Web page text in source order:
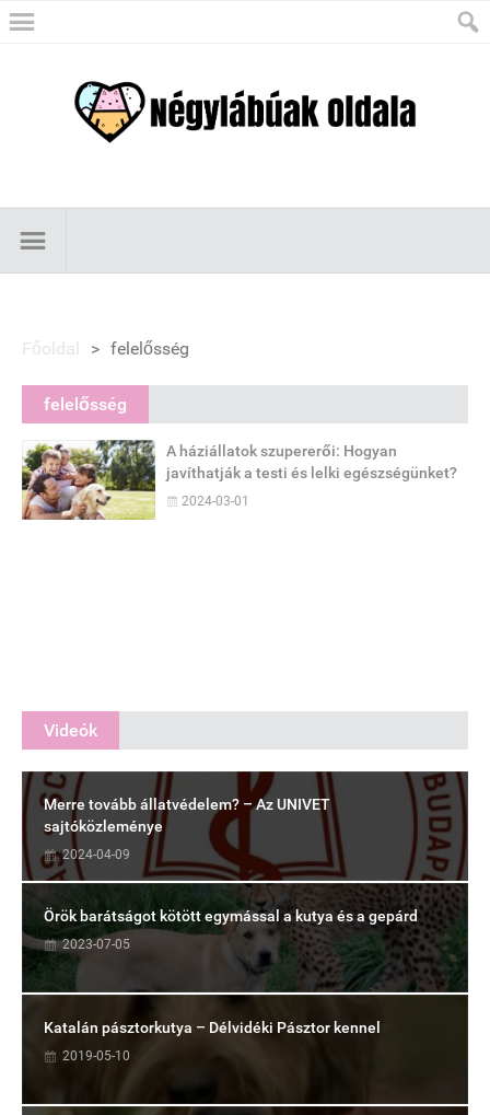
Főoldal > felelősség
felelősség
A háziállatok szupererői: Hogyan
javíthatják a testi és lelki egészségünket?
2024-03-01
Videók
Merre tovább állatvédelem? – Az UNIVET
sajtóközleménye
2024-04-09
Örök barátságot kötött egymással a kutya és a gepárd
2023-07-05
Katalán pásztorkutya – Délvidéki Pásztor kennel
2019-05-10